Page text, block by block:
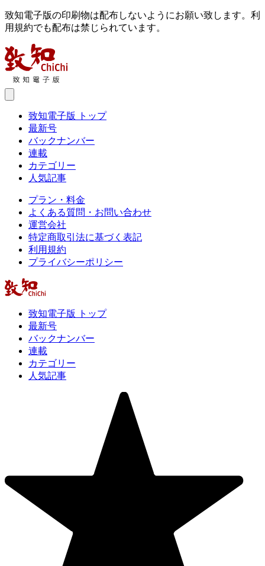
致知電子版の印刷物は配布しないようにお願い致します。利
用規約でも配布は禁じられています。
致知電子版 トップ
最新号
バックナンバー
連載
カテゴリー
人気記事
プラン・料金
よくある質問・お問い合わせ
運営会社
特定商取引法に基づく表記
利用規約
プライバシーポリシー
致知電子版 トップ
最新号
バックナンバー
連載
カテゴリー
人気記事